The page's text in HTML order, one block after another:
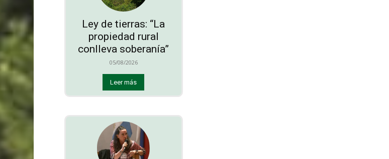
Ley de tierras: “La
propiedad rural
conlleva soberanía”
05/08/2026
Leer más